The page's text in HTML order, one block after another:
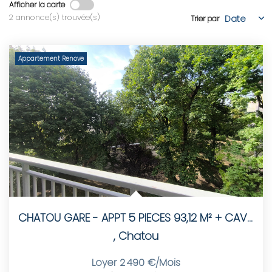
Nos Biens
Nos Services
GÉRER
ENTREPRISES
Nos Biens
Nos Services
PROGRAMMES NEUFS
Afficher la carte
2 annonce(s) trouvée(s) Trier par
Appartement Renove
CHATOU GARE - APPT 5 PIECES 93,12 M² + CAVE ET BOX
, Chatou
Loyer 2 490 €/mois